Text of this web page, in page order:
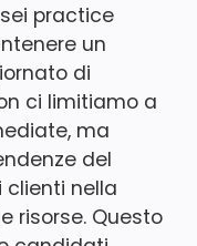
practice
un
di
ci limitiamo a
ma
del
clienti nella
risorse. Questo